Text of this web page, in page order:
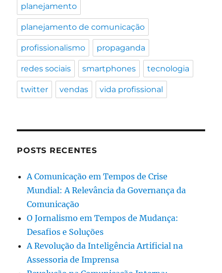
planejamento
planejamento de comunicação
profissionalismo propaganda
redes sociais smartphones tecnologia
twitter vendas vida profissional
POSTS RECENTES
A Comunicação em Tempos de Crise
Mundial: A Relevância da Governança da
Comunicação
O Jornalismo em Tempos de Mudança:
Desafios e Soluções
A Revolução da Inteligência Artificial na
Assessoria de Imprensa